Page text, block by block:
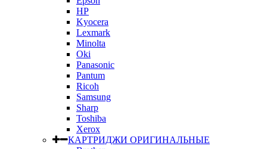
HP
Kyocera
Lexmark
Minolta
Oki
Panasonic
Pantum
Ricoh
Samsung
Sharp
Toshiba
Xerox
КАРТРИДЖИ ОРИГИНАЛЬНЫЕ